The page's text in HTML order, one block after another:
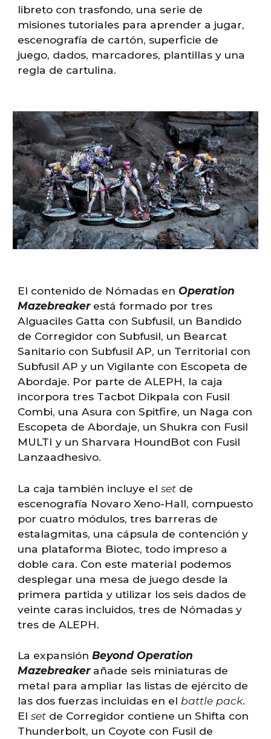
libreto con trasfondo, una serie de
misiones tutoriales para aprender a jugar,
escenografía de cartón, superficie de
juego, dados, marcadores, plantillas y una
regla de cartulina.
El contenido de Nómadas en Operation
Mazebreakerestá formado por tres
Alguaciles Gatta con Subfusil, un Bandido
de Corregidor con Subfusil, un Bearcat
Sanitario con Subfusil AP, un Territorial con
Subfusil AP y un Vigilante con Escopeta de
Abordaje. Por parte de ALEPH, la caja
incorpora tres Tacbot Dikpala con Fusil
Combi, una Asura con Spitfire, un Naga con
Escopeta de Abordaje, un Shukra con Fusil
MULTI y un Sharvara HoundBot con Fusil
Lanzaadhesivo.
La caja también incluye elset de
escenografía Novaro Xeno-Hall, compuesto
por cuatro módulos, tres barreras de
estalagmitas, una cápsula de contención y
una plataforma Biotec, todo impreso a
doble cara. Con este material podemos
desplegar una mesa de juego desde la
primera partida y utilizar los seis dados de
veinte caras incluidos, tres de Nómadas y
tres de ALEPH.
La expansiónBeyond Operation
Mazebreakerañade seis miniaturas de
metal para ampliar las listas de ejército de
las dos fuerzas incluidas en el battle pack.
Elset de Corregidor contiene un Shifta con
Thunderbolt, un Coyote con Fusil de